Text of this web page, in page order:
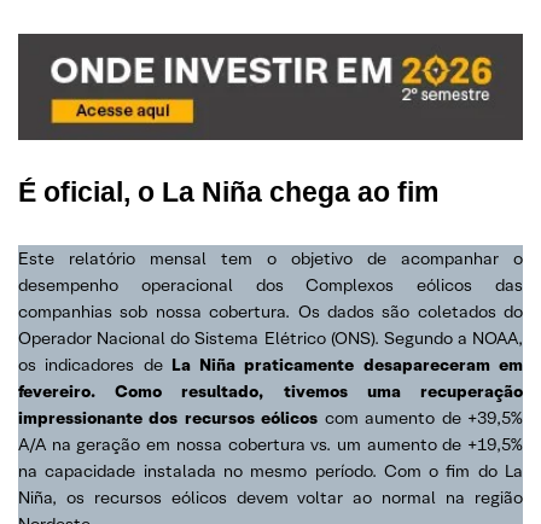
É oficial, o La Niña chega ao fim
Este relatório mensal tem o objetivo de acompanhar o
desempenho operacional dos Complexos eólicos das
companhias sob nossa cobertura. Os dados são coletados do
Operador Nacional do Sistema Elétrico (ONS). Segundo a NOAA,
os indicadores de La Niña praticamente desapareceram em
fevereiro. Como resultado, tivemos uma recuperação
impressionante dos recursos eólicos com aumento de +39,5%
A/A na geração em nossa cobertura vs. um aumento de +19,5%
na capacidade instalada no mesmo período. Com o fim do La
Niña, os recursos eólicos devem voltar ao normal na região